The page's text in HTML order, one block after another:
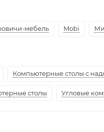
мебель Mobi
Компьютерные столы с
столы Угловые